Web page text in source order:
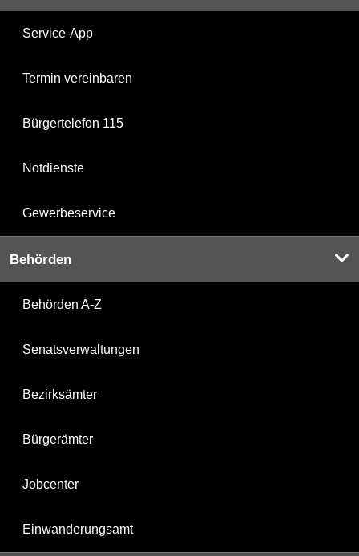
Service-App
Termin vereinbaren
Bürgertelefon 115
Notdienste
Gewerbeservice
Behörden
Behörden A-Z
Senatsverwaltungen
Bezirksämter
Bürgerämter
Jobcenter
Einwanderungsamt